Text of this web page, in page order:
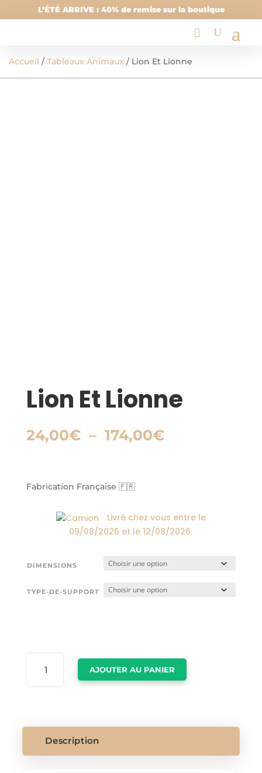
L’ÉTÉ ARRIVE : 40% de remise sur la boutique
Accueil /Tableaux Animaux / Lion Et Lionne
Lion Et Lionne
24,00€ – 174,00€Plage
Fabrication Française 🇫🇷
Livré chez vous entre le
09/08/2026 et le12/08/2026.
DIMENSIONS
TYPE-DE-SUPPORT
AJOUTER AU PANIER
Description